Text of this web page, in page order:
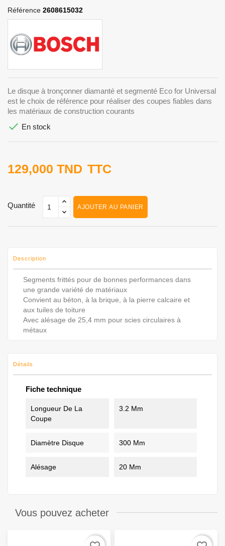
Référence 2608615032
Le disque à tronçonner diamanté et segmenté Eco for Universal
est le choix de référence pour réaliser des coupes fiables dans
les matériaux de construction courants
 En stock
129,000 TND TTC
Quantité AJOUTER AU PANIER
Description
Segments frittés pour de bonnes performances dans
une grande variété de matériaux
Convient au béton, à la brique, à la pierre calcaire et
aux tuiles de toiture
Avec alésage de 25,4 mm pour scies circulaires à
métaux
Détails
Fiche technique
Longueur De La
Coupe
3.2 Mm
Diamètre Disque 300 Mm
Alésage 20 Mm
Vous pouvez acheter